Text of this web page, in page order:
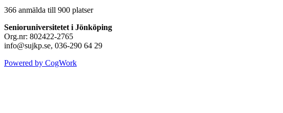
366 anmälda till 900 platser
Senioruniversitetet i Jönköping
Org.nr: 802422-2765
info@sujkp.se, 036-290 64 29
Powered by CogWork